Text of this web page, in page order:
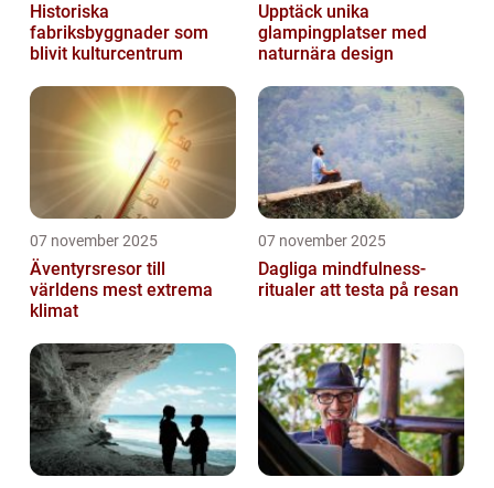
Historiska
fabriksbyggnader som
blivit kulturcentrum
Upptäck unika
glampingplatser med
naturnära design
07 november 2025
Äventyrsresor till
världens mest extrema
klimat
07 november 2025
Dagliga mindfulness-
ritualer att testa på resan